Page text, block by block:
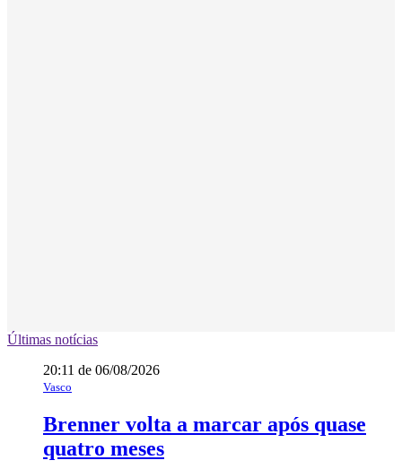
Últimas notícias
20:11 de 06/08/2026
Vasco
Brenner volta a marcar após quase
quatro meses